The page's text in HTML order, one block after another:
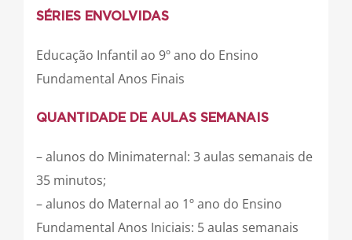
SÉRIES ENVOLVIDAS
Educação Infantil ao 9º ano do Ensino
Fundamental Anos Finais
QUANTIDADE DE AULAS SEMANAIS
– alunos do Minimaternal: 3 aulas semanais de
35 minutos;
– alunos do Maternal ao 1º ano do Ensino
Fundamental Anos Iniciais: 5 aulas semanais